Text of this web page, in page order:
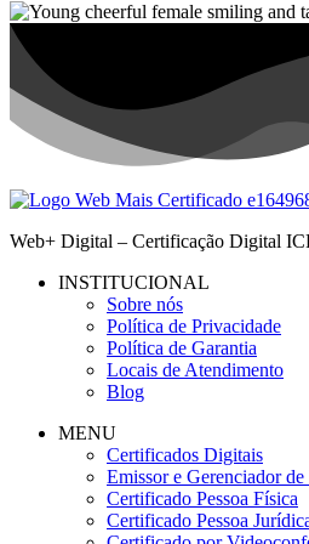
Web+ Digital – Certificação Digital
INSTITUCIONAL
Sobre nós
Política de Privacidade
Política de Garantia
Locais de Atendimento
Blog
MENU
Certificados Digitais
Emissor e Gerenciador
Certificado Pessoa Física
Certificado Pessoa